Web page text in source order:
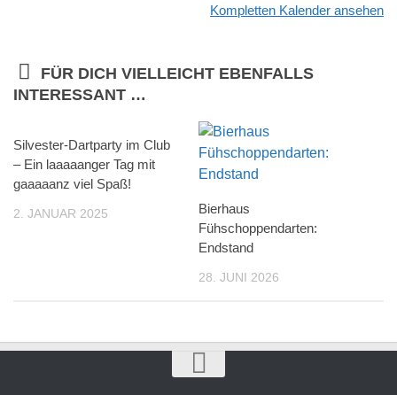
Kompletten Kalender ansehen
FÜR DICH VIELLEICHT EBENFALLS
INTERESSANT …
Silvester-Dartparty im Club
– Ein laaaaanger Tag mit
gaaaaanz viel Spaß!
2. JANUAR 2025
Bierhaus
Fühschoppendarten:
Endstand
28. JUNI 2026